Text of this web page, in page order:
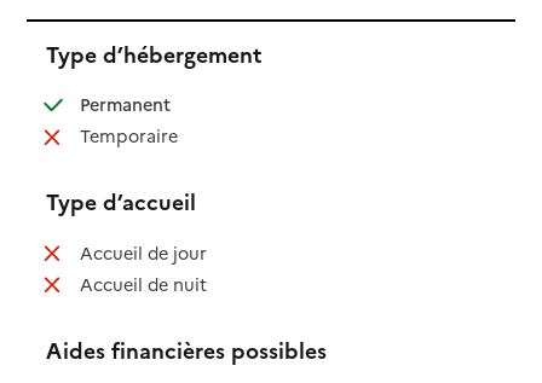
Type d’hébergement
Permanent: disponible
Temporaire: non disponible
Type d’accueil
Accueil de jour: non disponible
Accueil de nuit: non disponible
Aides financières possibles